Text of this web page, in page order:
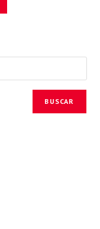
BUSCAR